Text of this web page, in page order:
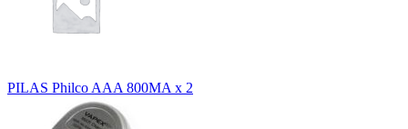
PILAS Philco AAA 800MA x 2